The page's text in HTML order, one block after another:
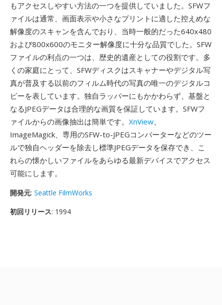
もアクセスしやすい方法の一つを提供していました。SFWフ
ァイルは通常、画面表示や小さなプリントに適した控えめな
解像度のスキャンを含んでおり、当時一般的だった640x480
および800x600のモニター解像度に十分な品質でした。SFW
ファイルの利点の一つは、歴史的遺産としての役割です。多
くの家庭にとって、SFWディスクはスキャナーやデジタル写
真が普及する以前のフィルム時代の写真の唯一のデジタルコ
ピーを表しています。独自ラッパーにもかかわらず、基盤と
なるJPEGデータは合理的な画質を保証しています。SFWフ
ァイルからの画像抽出は簡単です。 XnView、
ImageMagick、専用のSFW-to-JPEGコンバーターなどのツー
ルで独自ヘッダーを除去し標準JPEGデータを保存でき、こ
れらの懐かしいファイルをあらゆる最新デバイスでアクセス
可能にします。
開発元: Seattle FilmWorks
初回リリース: 1994